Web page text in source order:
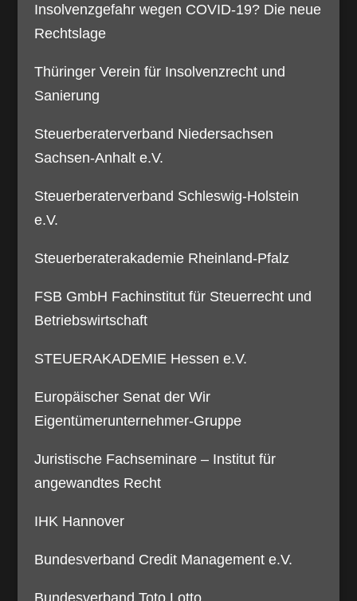
Insolvenzgefahr wegen COVID-19? Die neue
Rechtslage
Thüringer Verein für Insolvenzrecht und
Sanierung
Steuerberaterverband Niedersachsen
Sachsen-Anhalt e.V.
Steuerberaterverband Schleswig-Holstein
e.V.
Steuerberaterakademie Rheinland-Pfalz
FSB GmbH Fachinstitut für Steuerrecht und
Betriebswirtschaft
STEUERAKADEMIE Hessen e.V.
Europäischer Senat der Wir
Eigentümerunternehmer-Gruppe
Juristische Fachseminare – Institut für
angewandtes Recht
IHK Hannover
Bundesverband Credit Management e.V.
Bundesverband Toto Lotto